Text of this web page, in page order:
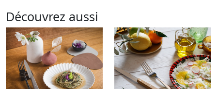
Découvrez aussi